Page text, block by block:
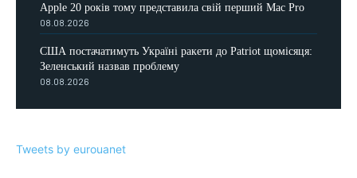
Apple 20 років тому представила свій перший Mac Pro
08.08.2026
США постачатимуть Україні ракети до Patriot щомісяця:
Зеленський назвав проблему
08.08.2026
Tweets by eurouanet